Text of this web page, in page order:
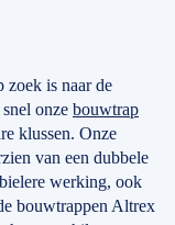
zoek is naar de
onze bouwtrap
klussen. Onze
van een dubbele
werking, ook
bouwtrappen Altrex